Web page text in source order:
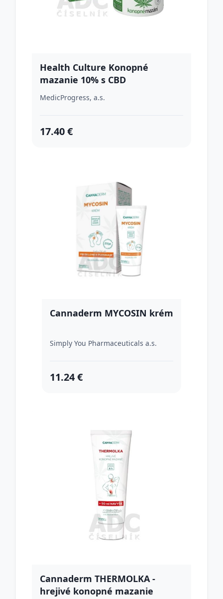
Health Culture Konopné
mazanie 10% s CBD
MedicProgress, a.s.
17.40 €
Cannaderm MYCOSIN krém
Simply You Pharmaceuticals a.s.
11.24 €
Cannaderm THERMOLKA -
hrejivé konopné mazanie